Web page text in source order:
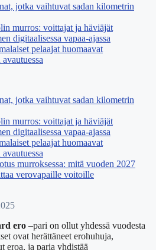
jotka vaihtuvat sadan kilometrin
murros: voittajat ja häviäjät
digitaalisessa vapaa-ajassa
pelaajat huomaavat
jotka vaihtuvat sadan kilometrin
murros: voittajat ja häviäjät
digitaalisessa vapaa-ajassa
pelaajat huomaavat
murroksessa: mitä vuoden 2027
verovapaille voitoille
ero –pari on ollut yhdessä vuodesta
ovat herättäneet erohuhuja,
eroa, ja paria yhdistää